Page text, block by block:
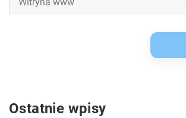
Ostatnie wpisy